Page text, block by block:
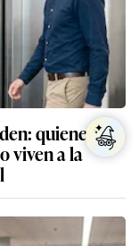
quienes
viven a la